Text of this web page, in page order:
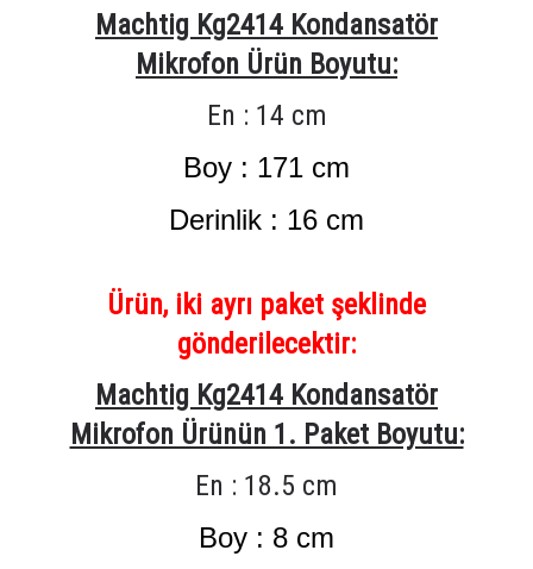
Machtig Kg2414 Kondansatör
Mikrofon Ürün Boyutu:
En : 14 cm
Boy : 171 cm
Derinlik : 16 cm
Ürün, iki ayrı paket şeklinde
gönderilecektir:
Machtig Kg2414 Kondansatör
Mikrofon Ürünün 1. Paket Boyutu:
En : 18.5 cm
Boy : 8 cm